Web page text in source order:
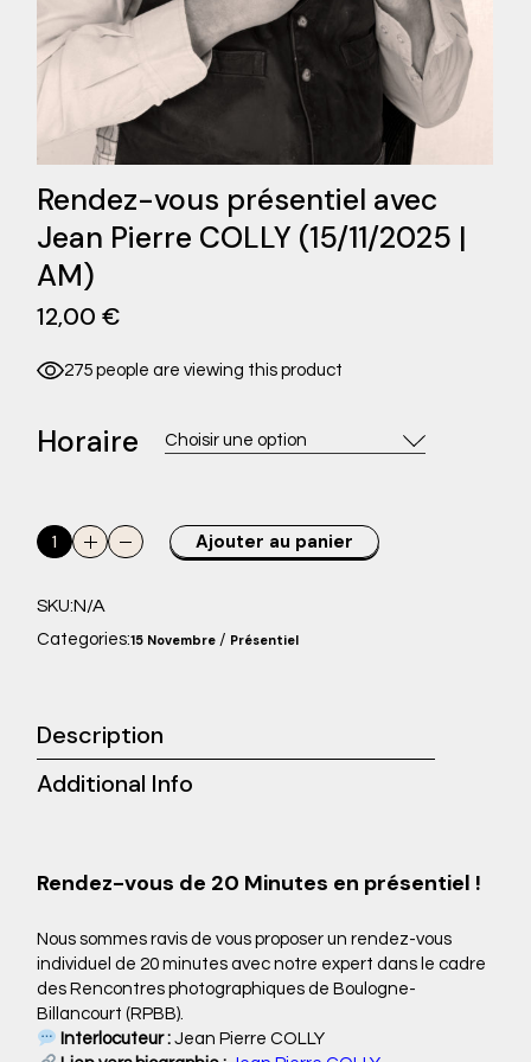
Rendez-vous présentiel avec
Jean Pierre COLLY (15/11/2025 |
AM)
12,00€
275 people are viewing this product
Horaire Choisir une option
Rendez-vous présentiel avec Jean Pierre COLLY (15/11/2025
Ajouter au panier
SKU:N/A
Categories:15 Novembre / Présentiel
Description
Additional Info
Rendez-vous de 20 Minutes en présentiel !
Nous sommes ravis de vous proposer un rendez-vous
individuel de 20 minutes avec notre expert dans le cadre
des Rencontres photographiques de Boulogne-
Billancourt (RPBB).
Interlocuteur :Jean Pierre COLLY